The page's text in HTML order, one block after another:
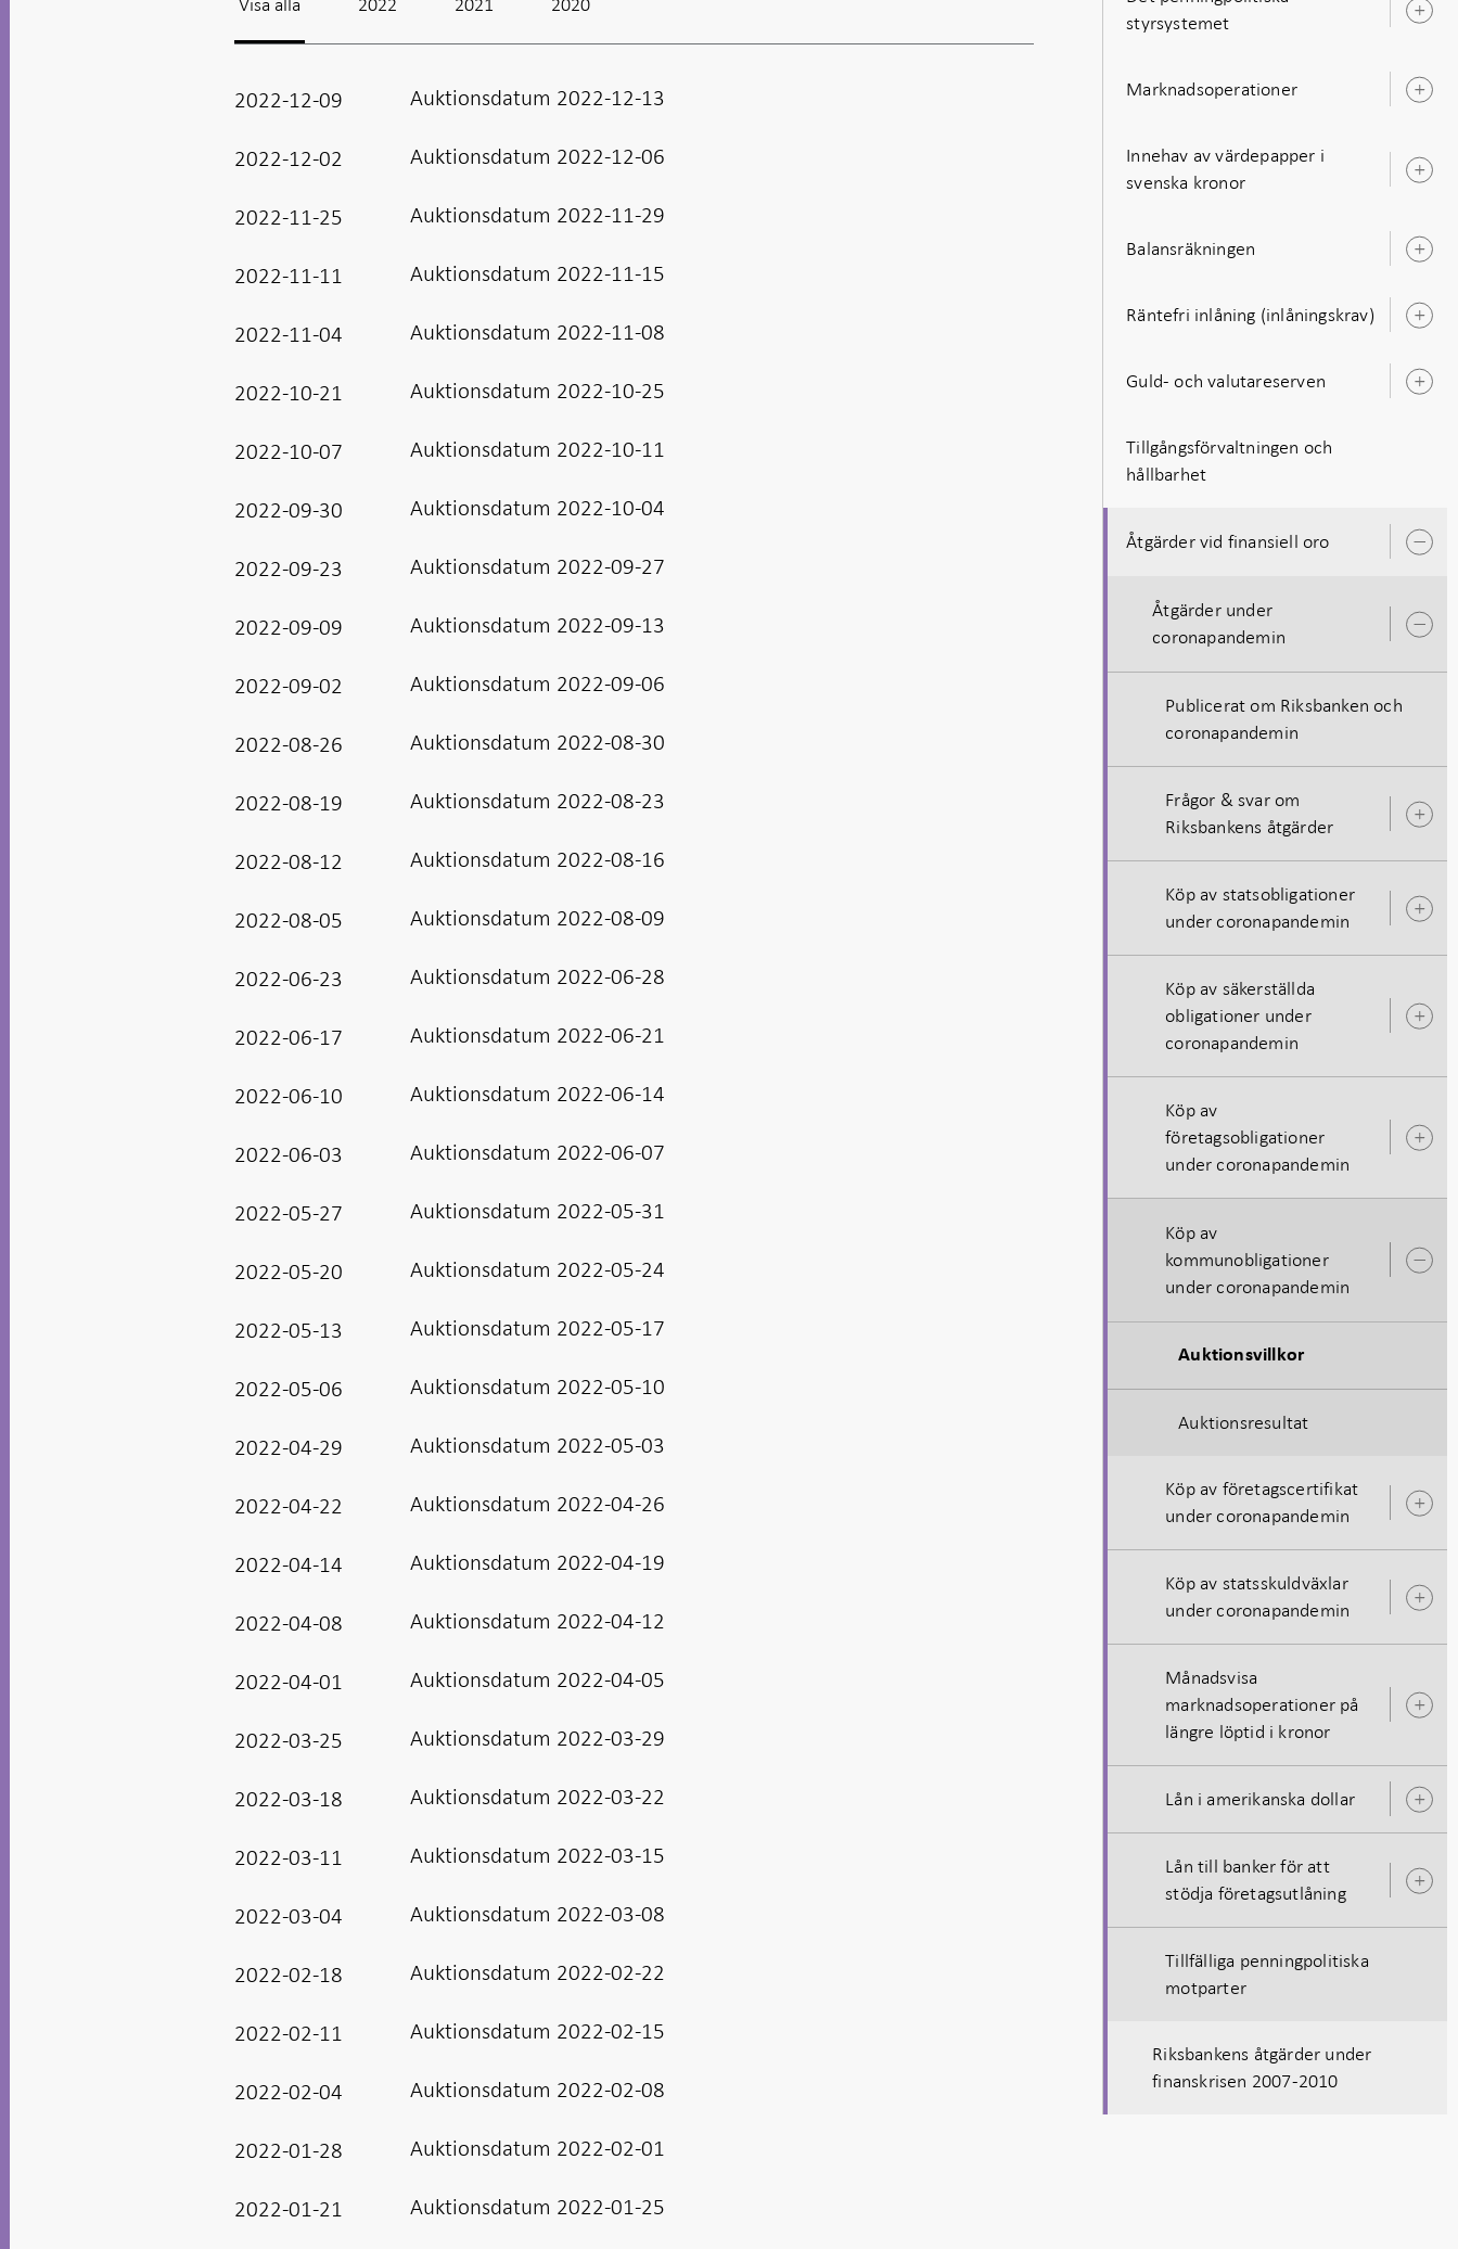
2022-12-09 Auktionsdatum 2022-12-13
2022-12-02 Auktionsdatum 2022-12-06
2022-11-25 Auktionsdatum 2022-11-29
2022-11-11 Auktionsdatum 2022-11-15
2022-11-04 Auktionsdatum 2022-11-08
2022-10-21 Auktionsdatum 2022-10-25
2022-10-07 Auktionsdatum 2022-10-11
2022-09-30 Auktionsdatum 2022-10-04
2022-09-23 Auktionsdatum 2022-09-27
2022-09-09 Auktionsdatum 2022-09-13
2022-09-02 Auktionsdatum 2022-09-06
2022-08-26 Auktionsdatum 2022-08-30
2022-08-19 Auktionsdatum 2022-08-23
2022-08-12 Auktionsdatum 2022-08-16
2022-08-05 Auktionsdatum 2022-08-09
2022-06-23 Auktionsdatum 2022-06-28
2022-06-17 Auktionsdatum 2022-06-21
2022-06-10 Auktionsdatum 2022-06-14
2022-06-03 Auktionsdatum 2022-06-07
2022-05-27 Auktionsdatum 2022-05-31
2022-05-20 Auktionsdatum 2022-05-24
2022-05-13 Auktionsdatum 2022-05-17
2022-05-06 Auktionsdatum 2022-05-10
2022-04-29 Auktionsdatum 2022-05-03
2022-04-22 Auktionsdatum 2022-04-26
2022-04-14 Auktionsdatum 2022-04-19
2022-04-08 Auktionsdatum 2022-04-12
2022-04-01 Auktionsdatum 2022-04-05
2022-03-25 Auktionsdatum 2022-03-29
2022-03-18 Auktionsdatum 2022-03-22
2022-03-11 Auktionsdatum 2022-03-15
2022-03-04 Auktionsdatum 2022-03-08
2022-02-18 Auktionsdatum 2022-02-22
2022-02-11 Auktionsdatum 2022-02-15
2022-02-04 Auktionsdatum 2022-02-08
2022-01-28 Auktionsdatum 2022-02-01
2022-01-21 Auktionsdatum 2022-01-25
styrsystemet
Marknadsoperationer
Innehav av värdepapper i
svenska kronor
Balansräkningen
Räntefri inlåning (inlåningskrav)
Guld- och valutareserven
Tillgångsförvaltningen och
hållbarhet
Åtgärder vid finansiell oro
Åtgärder under
coronapandemin
Publicerat om Riksbanken och
coronapandemin
Frågor & svar om
Riksbankens åtgärder
Köp av statsobligationer
under coronapandemin
Köp av säkerställda
obligationer under
coronapandemin
Köp av
företagsobligationer
under coronapandemin
Köp av
kommunobligationer
under coronapandemin
Auktionsvillkor
Auktionsresultat
Köp av företagscertifikat
under coronapandemin
Köp av statsskuldväxlar
under coronapandemin
Månadsvisa
marknadsoperationer på
längre löptid i kronor
Lån i amerikanska dollar
Lån till banker för att
stödja företagsutlåning
Tillfälliga penningpolitiska
motparter
Riksbankens åtgärder under
finanskrisen 2007-2010